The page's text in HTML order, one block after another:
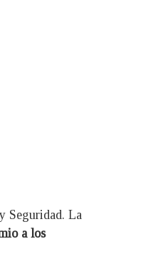
Seguridad. La
a los